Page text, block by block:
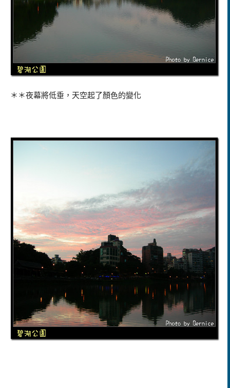
＊＊夜幕將低垂，天空起了顏色的變化